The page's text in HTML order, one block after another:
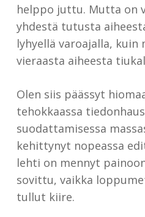
helppo juttu. Mutta on
yhdestä tutusta
lyhyellä varoajalla, kuin
vieraasta aiheesta
Olen siis päässyt
tehokkaassa
suodattamisessa
kehittynyt nopeassa
lehti on mennyt
sovittu, vaikka
tullut kiire.